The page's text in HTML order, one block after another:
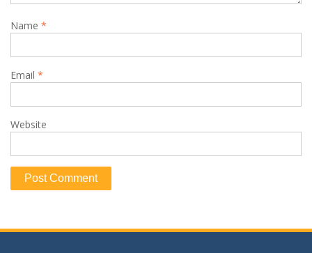
Name *
Email *
Website